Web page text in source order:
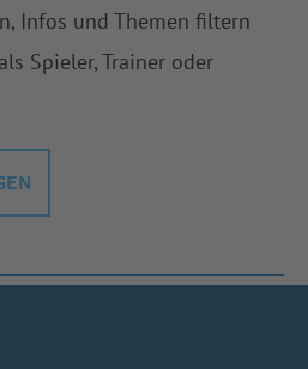
Infos und Themen filtern
Spieler, Trainer oder